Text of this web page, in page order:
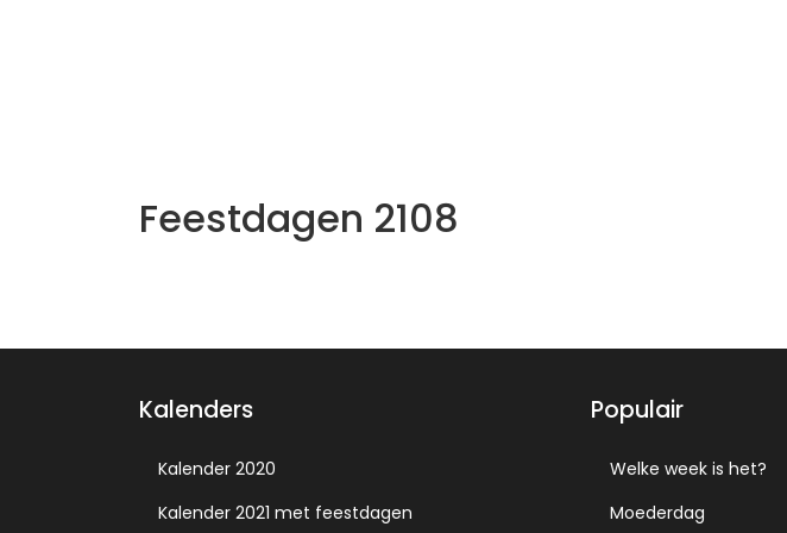
Feestdagen 2108
Kalenders
Kalender 2020
Kalender 2021 met feestdagen
Populair
Welke week is het?
Moederdag